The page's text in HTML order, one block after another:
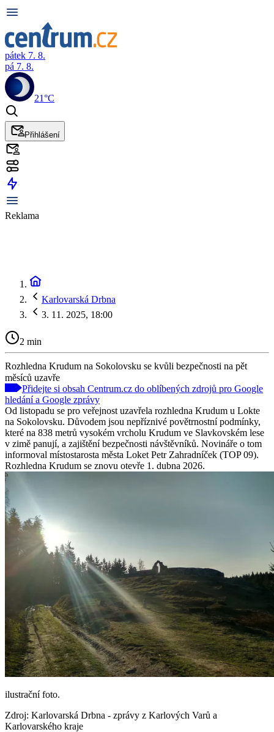
pátek 7. 8.
pá 7. 8.
21°C
Přihlášení
Reklama
Karlovarská Drbna
3. 11. 2025, 18:00
2 min
Rozhledna Krudum na Sokolovsku se kvůli bezpečnosti na pět
měsíců uzavře
Přidejte si obsah Centrum.cz do oblíbených zdrojů pro Google
hledání a Google zprávy
Od listopadu se pro veřejnost uzavřela rozhledna Krudum u Lokte
na Sokolovsku. Důvodem jsou nepříznivé povětrnostní podmínky,
které na 838 metrů vysokém vrcholu Krudum ve Slavkovském lese
v zimě panují, a zajištění bezpečnosti návštěvníků. Novináře o tom
informoval místostarosta města Loket Petr Zahradníček (TOP 09).
Rozhledna Krudum se znovu otevře 1. dubna 2026.
ilustrační foto.
Zdroj: Karlovarská Drbna - zprávy z Karlových Varů a
Karlovarského kraje